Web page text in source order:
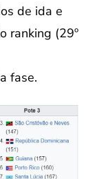
de ida e
ranking (29º
fase.